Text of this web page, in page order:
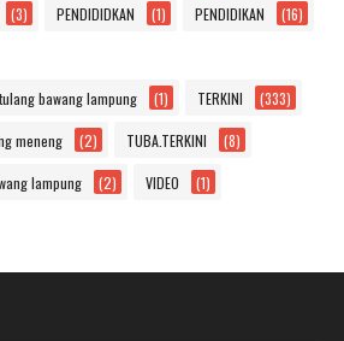
(3) PENDIDIDKAN (1) PENDIDIKAN (16)
bawang lampung (1) TERKINI (333)
meneng (2) TUBA.TERKINI (8)
lampung (2) VIDEO (1)